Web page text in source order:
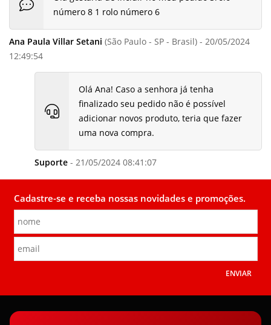
número 8 1 rolo número 6
Ana Paula Villar Setani (São Paulo - SP - Brasil) - 20/05/2024
12:49:54
Olá Ana! Caso a senhora já tenha
finalizado seu pedido não é possível
adicionar novos produto, teria que fazer
uma nova compra.
Suporte- 21/05/2024 08:41:07
Cadastre-se e receba nossas novidades e promoções.
ENVIAR